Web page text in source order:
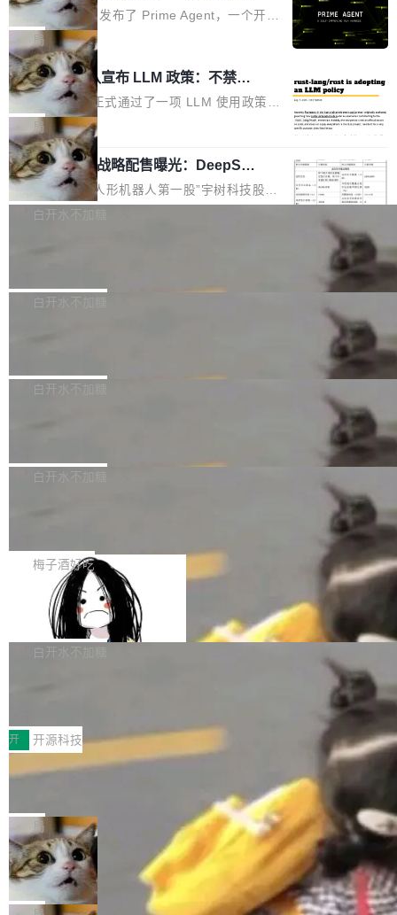
r Day）将在杭州启航。活动面向智能硬件产业
链企业和开发者，邀请行业专家与资深技术顾
问，围绕开源鸿蒙技术能力、设备适配、芯片适
配、功耗与稳定性调优、兼容性测评及统一互联
等内容展开系统讲解和实战交流，帮助企业进一
步了解开源鸿蒙在智能...
opilot coding agent 全部受影响。从检测到完全
恢复，大约 12 小时。 这是 2026 年 8 月的第六
起事故，其中四起与 AI/Copilot 服务相关。 Git
Hub 员工 kdaigle 在 HN 讨论中贴出了一组数
据：2025 年全年 10 亿次 commit。现在，每周
2.75 亿次，全年预计 140 亿次。GitHub...
进的编程 Agent，ARC-AGI 3 超越人类
专家基线
Prime Intellect 发布了 Prime Agent，一个开源
的编程 Agent Harness，核心设计围绕两个抽
象：Recursive Language Model（RLM）和 C
ontinual Harness。在 ARC-AGI 3 基准测试
上，Prime Agent + Opus 5 的组合达到了 95.
5% RHAE Best@1，超过了 ARC 报告的人类专
家基线 95.4%。 不是又一个 coding agent 包装
器 Prime Agent 的架构和市面上大多数 coding
agent 有本质区别。大多数 agent harness 的设
计是基于早期模型的能力—...
局
Rust 项目团队宣布 LLM 政策：不禁
止，但你要承认哪些代码不是你写的
Rust 语言项目正式通过了一项 LLM 使用政策，
覆盖 rust-lang/rust 单一仓库的代码贡献。这不
是项目级别的官方立场，目前由五个团队采纳，
但它可能是主流开源项目中关于 AI 辅助贡献最
细致的一份规则。 政策的核心只有一句话：LLM
可以用来分析、提炼、审阅、建议，但不能用来
不得生成涉及安全性的关键变更，除非作者本身
局
宇树科技 IPO 战略配售曝光：DeepSe
ek 获配 93.3 万股，锁定 36 个月
8月6日晚间，“人形机器人第一股”宇树科技股份
有限公司披露IPO发行价格及战略配售结果，杭
36个月。 公告显示，本次宇树科技战略配售对
员工参与设立的专项资产管理计划。其中，Dee
获配9...
白开水不加糖
Bug fixes and enhancements 修复多次传递同
一个回归问题，该问题导致拉取镜像时会拒绝包
题，该问题可能导致在旧版 Linux 内核...
白开水不加糖
e 孵化器项目管理委员会（IPMC）投票中获得
P）！这一里程碑不仅标志着 Fluss 迈入新的发
白开水不加糖
长期停止内容更新，未能实现其作为“AI版维基百
提交的编辑请求也长期处于待处理状态。 Groki
pedia 于去年底上线，定位为由人工智能生成内
容的百科平台，被马斯克视为传统众包百科网站
维基百科的替代方案。Lawfare 调查发现，无论
热门页面还是低关注度页面，均未出现近期更
白开水不加糖
是这样的：配 MessageSource 的 Bean、写 R
eloadableResourceBundleMessageSource、
声明 LocaleResolver、注册 LocaleChangeInt
erceptor…五六步之后才能看到第一行翻译文
本。 Solon 换了个方式。整个 i18n 模块围绕三
梅子酒好吃
Apache Doris 4.1 全面增强 Iceberg：
支持 UPDATE、MERGE INTO 与 Iceb
erg V3
Apache Doris 4.1 要补齐的，正是缺失的那一
半。在已有查询能力的基础上，Doris 进一步支
常维护操作，并完整支持 Iceberg V3 格式。
白开水不加糖
村国家自主创新示范区会议中心开幕。本届大会
由中关村智联软件服务业质量创新联盟主办，以
“智构可信·质创未来——AI原生时代的质量新范
式”为主题，直面AI从实验室走向规模化产业落地
的核心质量命题。会上，《2026智能研发生产力
工具选型手册》发布，Testin云测的Testin XAge
nt智能测试系统入选AI测试领域代表产品。对CI
O而言，这提示了一个转变：AI测试正在从效率
工具升级为企业的质量基础设施。 CIO面对的新
开 开源科技
让非法状态不可表示：一篇关于 ADT
有一种东西，一旦用过就回不去了。Alex Fedos
eev 管它叫"软件设计的基石"。 他说的东西不新
鲜——代数数据类型（ADT），尤其是和类型
（sum type）。但他说清楚了一件事：这不是类
型系统的学术体操，是日常编码的思维方式。 文
章从一个简单的例子切入。一个网站的深色主题
局
Cloudflare 开源内部企业 AI 平台 Clou
dflare OS
Cloudflare 发布了一个开源项目 Cloudflare O
S。如果你只看官方博客，你会觉得这是又一